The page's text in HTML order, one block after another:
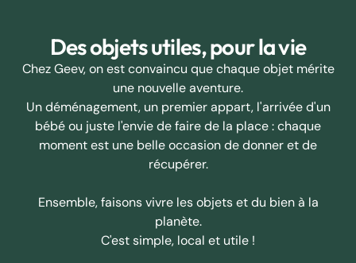
Des objets utiles, pour la vie
Chez Geev, on est convaincu que chaque objet mérite
une nouvelle aventure.
Un déménagement, un premier appart, l'arrivée d'un
bébé ou juste l'envie de faire de la place : chaque
moment est une belle occasion de donner et de
récupérer.
Ensemble, faisons vivre les objets et du bien à la
planète.
C'est simple, local et utile !